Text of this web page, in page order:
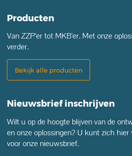
Producten
Van ZZP'er tot MKB'er. Met onze
verder.
Bekijk alle producten
Nieuwsbrief inschrijven
Wilt u op de hoogte blijven van de
en onze oplossingen? U kunt zich
voor onze nieuwsbrief.